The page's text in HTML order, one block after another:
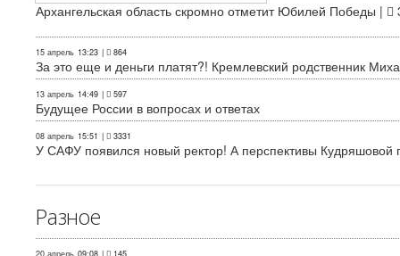
Архангельская область скромно отметит Юбилей Победы |
15 апрель 13:23 | 864
За это еще и деньги платят?! Кремлевский родственник
13 апрель 14:49 | 597
Будущее России в вопросах и ответах
08 апрель 15:51 | 3331
У САФУ появился новый ректор! А перспективы Кудряшовой
Разное